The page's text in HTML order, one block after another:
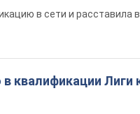
в сети и расставила
квалификации Лиги